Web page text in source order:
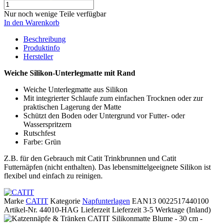
Nur noch wenige Teile verfügbar
In den Warenkorb
Beschreibung
Produktinfo
Hersteller
Weiche Silikon-Unterlegmatte mit Rand
Weiche Unterlegmatte aus Silikon
Mit integrierter Schlaufe zum einfachen Trocknen oder zur
praktischen Lagerung der Matte
Schützt den Boden oder Untergrund vor Futter- oder
Wasserspritzern
Rutschfest
Farbe: Grün
Z.B. für den Gebrauch mit Catit Trinkbrunnen und Catit
Futternäpfen (nicht enthalten). Das lebensmittelgeeignete Silikon ist
flexibel und einfach zu reinigen.
Marke CATIT Kategorie Napfunterlagen EAN13 0022517440100
Artikel-Nr. 44010-HAG Lieferzeit Lieferzeit 3-5 Werktage (Inland)